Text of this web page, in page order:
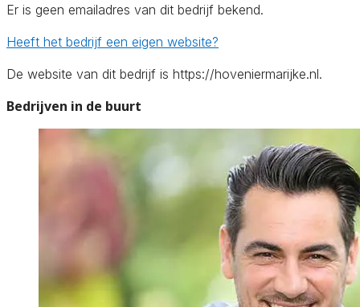
Er is geen emailadres van dit bedrijf bekend.
Heeft het bedrijf een eigen website?
De website van dit bedrijf is https://hoveniermarijke.nl.
Bedrijven in de buurt